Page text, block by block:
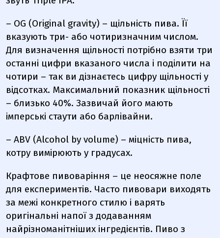
– OG (Original gravity) – щільність пива. Її
вказують три- або чотиризначним числом.
Для визначення щільності потрібно взяти три
останні цифри вказаного числа і поділити на
чотири – так ви дізнаєтесь цифру щільності у
відсотках. Максимальний показник щільності
– близько 40%. Зазвичай його мають
імперські стаути або барлівайни.
– ABV (Alcohol by volume) – міцність пива,
котру вимірюють у градусах.
Крафтове пивоваріння – це неосяжне поле
для експериментів. Часто пивовари виходять
за межі конкретного стилю і варять
оригінальні напої з додаванням
найрізноманітніших інгредієнтів. Пиво з